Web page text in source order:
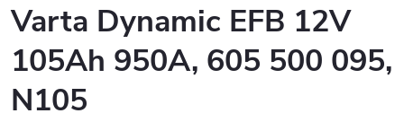
Varta Dynamic EFB 12V
105Ah 950A, 605 500 095,
N105